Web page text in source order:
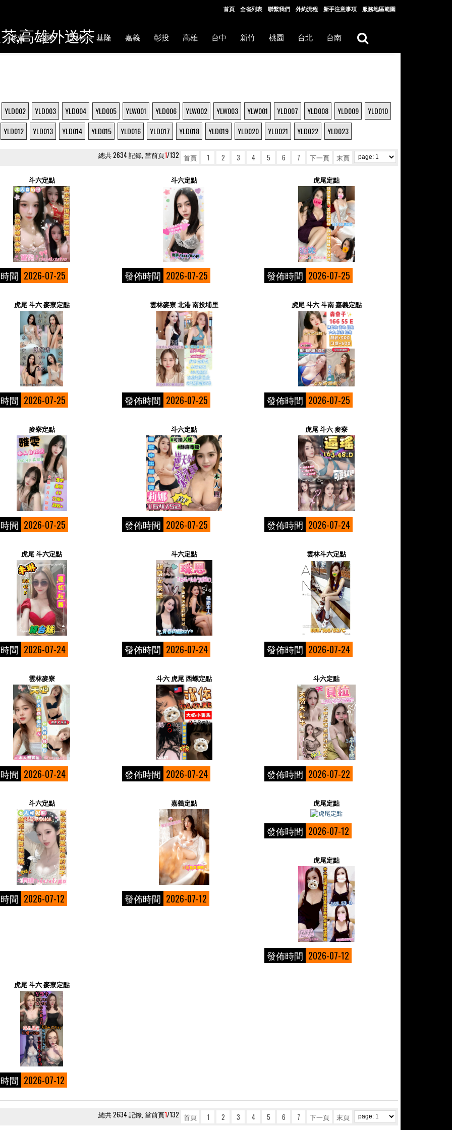
首頁 全省列表 聯繫我們 外約流程 新手注意事項 服務地區範圍
,高雄外送茶
花蓮 台東 雲林 基隆 嘉義 彰投 高雄 台中 新竹 桃園 台北 台南
YLD002 YLD003 YLD004 YLD005 YLW001 YLD006 YLW002 YLW003 YLW001 YLD007 YLD008 YLD009
YLD010
YLD012
YLD013 YLD014 YLD015 YLD016 YLD017 YLD018 YLD019 YLD020 YLD021 YLD022 YLD023
總共 2634 記錄, 當前頁1/132 首頁 1 2 3 4 5 6 7 下一頁 末頁
斗六定點
間 2026-07-25
斗六定點
發佈時間 2026-07-25
虎尾定點
發佈時間 2026-07-25
虎尾 斗六 麥寮定點
間 2026-07-25
雲林麥寮 北港 南投埔里
發佈時間 2026-07-25
虎尾 斗六 斗南 嘉義定點
發佈時間 2026-07-25
麥寮定點
間 2026-07-25
斗六定點
發佈時間 2026-07-25
虎尾 斗六 麥寮
發佈時間 2026-07-24
虎尾 斗六定點
間 2026-07-24
斗六定點
發佈時間 2026-07-24
雲林斗六定點
發佈時間 2026-07-24
雲林麥寮
間 2026-07-24
斗六 虎尾 西螺定點
發佈時間 2026-07-24
斗六定點
發佈時間 2026-07-22
斗六定點
間 2026-07-12
嘉義定點
發佈時間 2026-07-12
虎尾定點
發佈時間 2026-07-12
虎尾定點
發佈時間 2026-07-12
虎尾 斗六 麥寮定點
間 2026-07-12
總共 2634 記錄, 當前頁1/132 首頁 1 2 3 4 5 6 7 下一頁 末頁